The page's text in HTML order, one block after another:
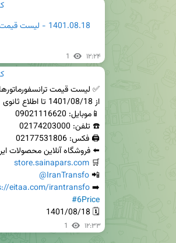
1401.08.18 - لیست قیمت ایران ترانسفو - ساینا پارس.pdf
1 ۱۲:۲۴
🛒
store.sainapars.com
📲
@IranTransfo
➡️
eitaa.com/irantransfo
#6Price
🗓 1401/08/18
1 ۱۲:۳۳